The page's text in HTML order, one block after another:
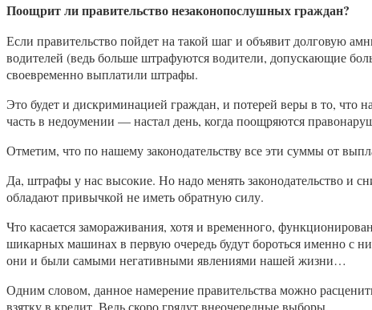
Поощрит ли правительство незаконопослушных граждан?
Если правительство пойдет на такой шаг и объявит долговую
водителей (ведь больше штрафуются водители, допускающие
своевременно выплатили штрафы.
Это будет и дискриминацией граждан, и потерей веры в то, что
часть в недоумении — настал день, когда поощряются
Отметим, что по нашему законодательству все эти суммы от
Да, штрафы у нас высокие. Но надо менять законодательство и
обладают привычкой не иметь обратную силу.
Что касается замораживания, хотя и временного,
шикарных машинах в первую очередь будут бороться именно с
они и были самыми негативными явлениями нашей жизни…
Одним словом, данное намерение правительства можно